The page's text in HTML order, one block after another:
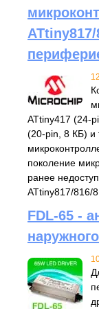
ATtiny417 (24-
(20-pin, 8 КБ) и
поколение
ранее
ATtiny817/816/
FDL-65 -